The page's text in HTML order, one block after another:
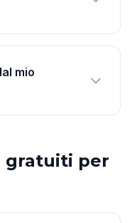
mio
gratuiti per